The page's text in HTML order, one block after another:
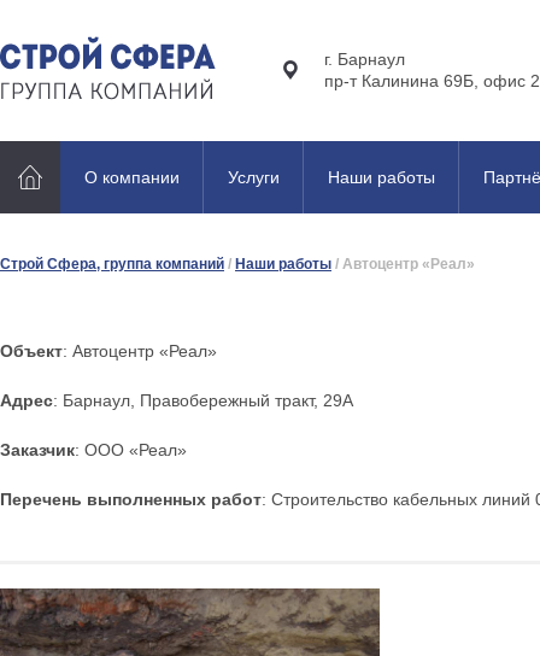
г. Барнаул
пр-т Калинина 69Б, офис 2
О компании Услуги Наши работы
Строй Сфера, группа компаний / Наши работы / Автоцентр «Реал»
Объект: Автоцентр «Реал»
Адрес: Барнаул, Правобережный тракт, 29А
Заказчик: ООО «Реал»
Перечень выполненных работ: Строительство кабельных